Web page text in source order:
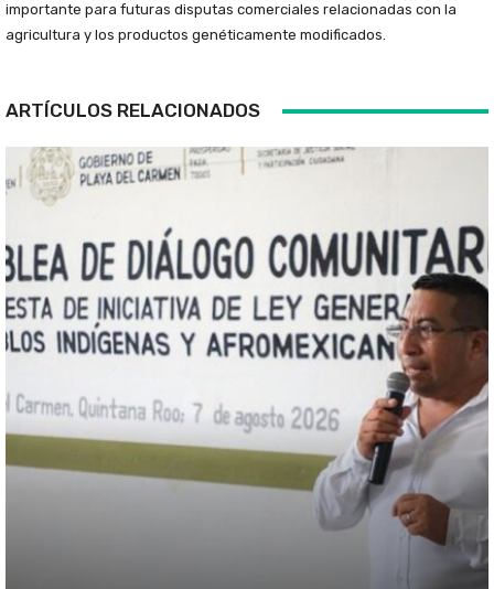
importante para futuras disputas comerciales relacionadas con la
agricultura y los productos genéticamente modificados.
ARTÍCULOS RELACIONADOS